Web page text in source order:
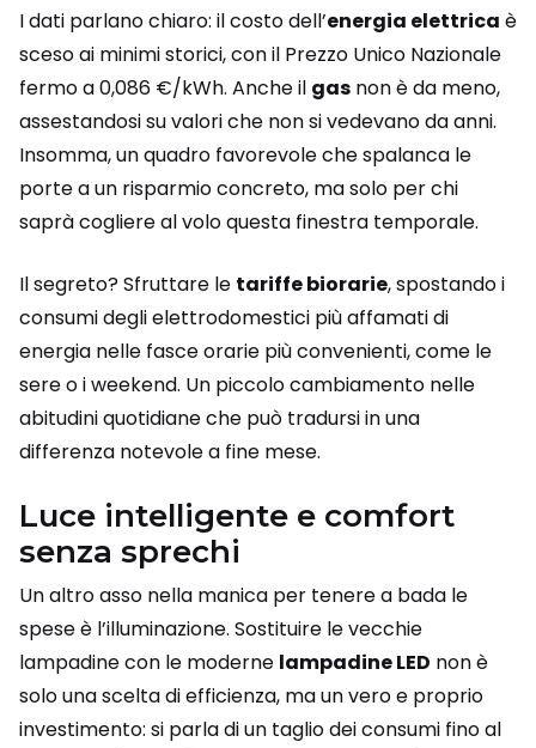
I dati parlano chiaro: il costo dell’energia elettrica è
sceso ai minimi storici, con il Prezzo Unico Nazionale
fermo a 0,086 €/kWh. Anche il gas non è da meno,
assestandosi su valori che non si vedevano da anni.
Insomma, un quadro favorevole che spalanca le
porte a un risparmio concreto, ma solo per chi
saprà cogliere al volo questa finestra temporale.
Il segreto? Sfruttare le tariffe biorarie, spostando i
consumi degli elettrodomestici più affamati di
energia nelle fasce orarie più convenienti, come le
sere o i weekend. Un piccolo cambiamento nelle
abitudini quotidiane che può tradursi in una
differenza notevole a fine mese.
Luce intelligente e comfort
senza sprechi
Un altro asso nella manica per tenere a bada le
spese è l’illuminazione. Sostituire le vecchie
lampadine con le moderne lampadine LED non è
solo una scelta di efficienza, ma un vero e proprio
investimento: si parla di un taglio dei consumi fino al